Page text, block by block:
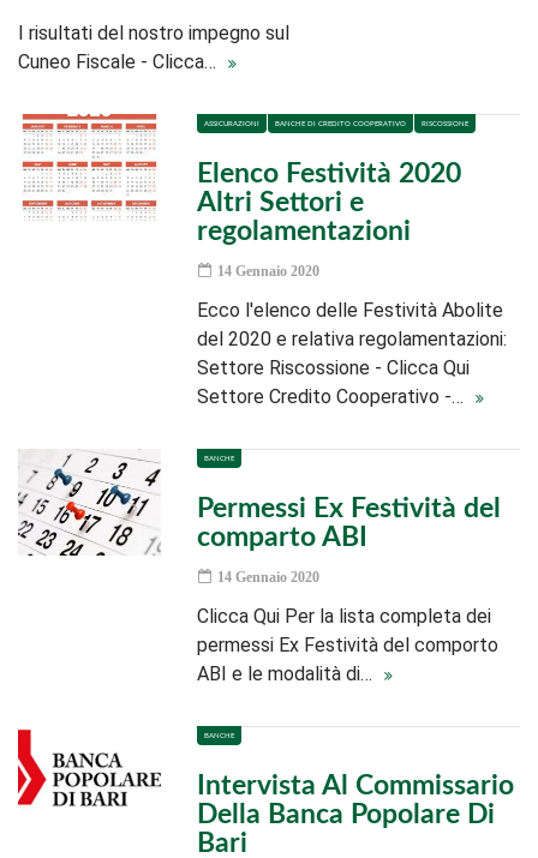
I risultati del nostro impegno sul
Cuneo Fiscale - Clicca…
ASSICURAZIONI BANCHE DI CREDITO COOPERATIVO RISCOSSIONE
Elenco Festività 2020
Altri Settori e
regolamentazioni
14 Gennaio 2020
Ecco l'elenco delle Festività Abolite
del 2020 e relativa regolamentazioni:
Settore Riscossione - Clicca Qui
Settore Credito Cooperativo -…
BANCHE
Permessi Ex Festività del
comparto ABI
14 Gennaio 2020
Clicca Qui Per la lista completa dei
permessi Ex Festività del comporto
ABI e le modalità di…
BANCHE
Intervista Al Commissario
Della Banca Popolare Di
Bari